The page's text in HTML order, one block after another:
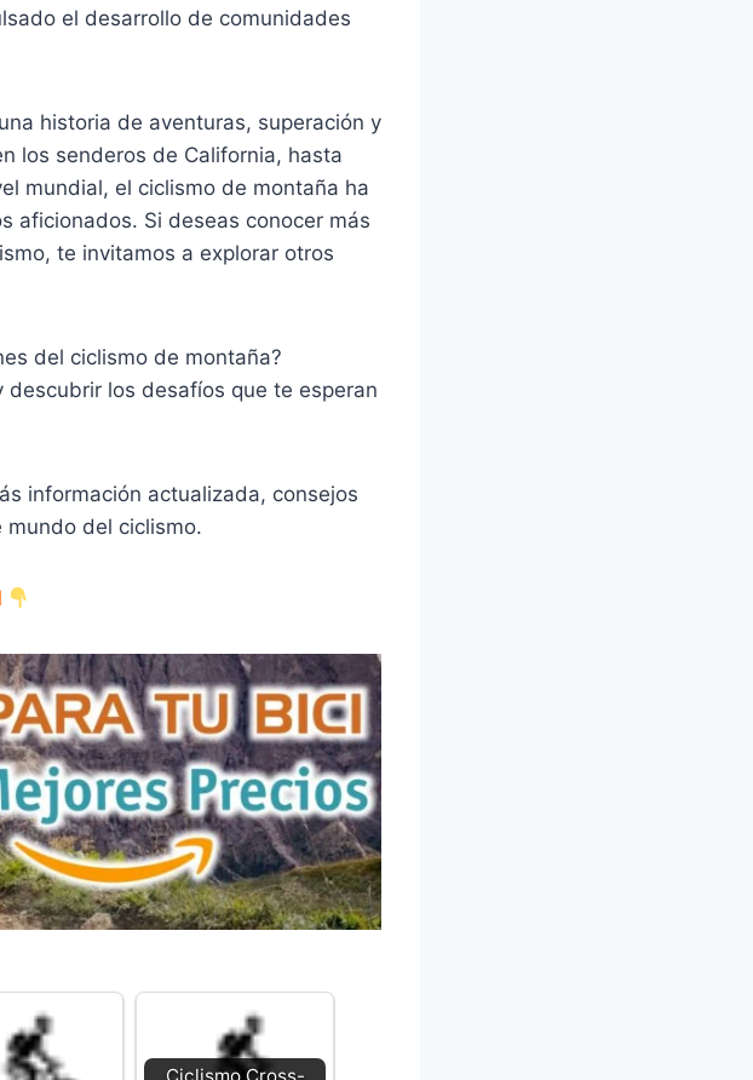
el desarrollo de comunidades
historia de aventuras, superación y
los senderos de California, hasta
mundial, el ciclismo de montaña ha
aficionados. Si deseas conocer más
te invitamos a explorar otros
del ciclismo de montaña?
descubrir los desafíos que te esperan
información actualizada, consejos
del ciclismo.